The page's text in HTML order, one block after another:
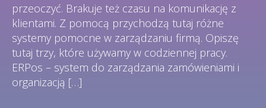
przeoczyć. Brakuje też czasu na komunikację z
klientami. Z pomocą przychodzą tutaj różne
systemy pomocne w zarządzaniu firmą. Opiszę
tutaj trzy, które używamy w codziennej pracy.
ERPos – system do zarządzania zamówieniami i
organizacją […]